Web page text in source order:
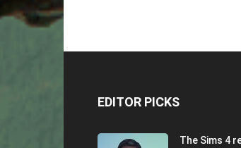
EDITOR PICKS
The Sims 4